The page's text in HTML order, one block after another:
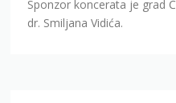
Sponzor koncerata je grad
dr. Smiljana Vidića.